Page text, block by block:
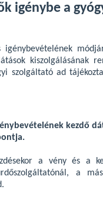
igénybe a
igénybevételének
kiszolgálásának
szolgáltató ad
kezdő
a vény és a
a